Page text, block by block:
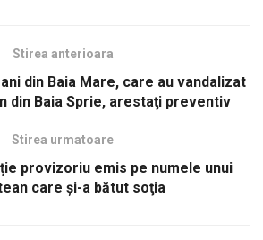
Stirea anterioara
din Baia Mare, care au vandalizat
din Baia Sprie, arestaţi preventiv
Stirea urmatoare
provizoriu emis pe numele unui
care şi-a bătut soţia